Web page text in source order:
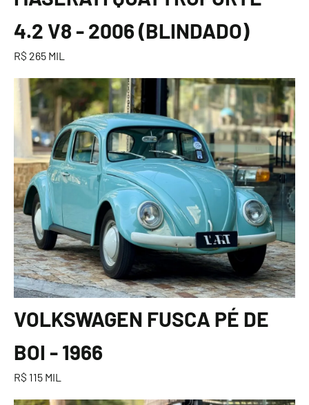
4.2 V8 - 2006 (BLINDADO)
R$ 265 MIL
VOLKSWAGEN FUSCA PÉ DE
BOI - 1966
R$ 115 MIL